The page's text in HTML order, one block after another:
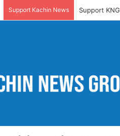
Support Kachin News Support KNG